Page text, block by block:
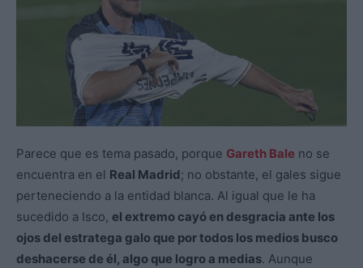
Parece que es tema pasado, porque Gareth Bale no se
encuentra en el Real Madrid; no obstante, el gales sigue
perteneciendo a la entidad blanca. Al igual que le ha
sucedido a Isco, el extremo cayó en desgracia ante los
ojos del estratega galo que por todos los medios busco
deshacerse de él, algo que logro a medias. Aunque